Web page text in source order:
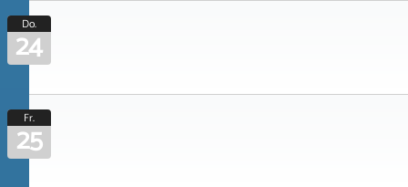
Do.
24
Fr.
25